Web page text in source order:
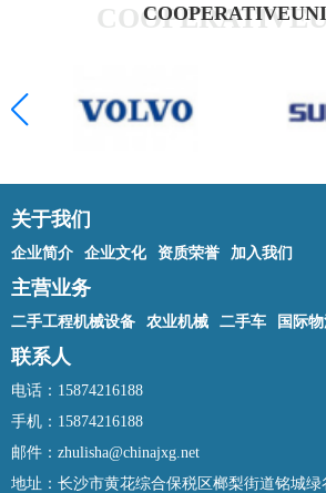
关于我们
企业简介 企业文化 资质荣誉 加入我们
主营业务
二手工程机械设备 农业机械 二手车 国际
联系人
电话：15874216188
手机：15874216188
邮件：zhulisha@chinajxg.net
地址：长沙市黄花综合保税区榔梨街道铭城绿